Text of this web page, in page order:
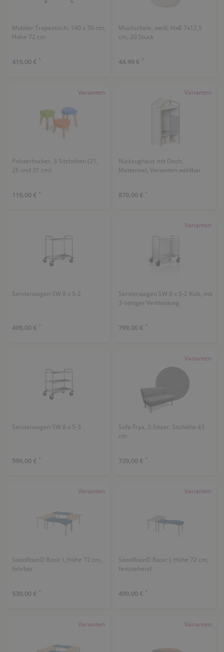
Mobiler Trapeztisch, 140 x 70 cm,
Höhe 72 cm
419,00 € *
Müslischale, weiß, HxB 7x12,5
cm, 20 Stück
44,99 € *
Varianten
Polsterhocker, 3 Sitzhöhen (21,
26 und 31 cm)
119,00 € *
Varianten
Rückzughaus mit Dach,
Mattenset, Varianten wählbar
879,00 € *
Servierwagen SW 8 x 5-2
499,00 € *
Varianten
Servierwagen SW 8 x 5-2 Kids, mit
3-seitiger Verkleidung
799,00 € *
Servierwagen SW 8 x 5-3
599,00 € *
Varianten
Sofa Frya, 2-Sitzer, Sitzhöhe 43
cm
729,00 € *
Varianten
SoooRounD Basic I, Höhe 72 cm,
fahrbar
539,00 € *
Varianten
SoooRounD Basic I, Höhe 72 cm,
feststehend
499,00 € *
Varianten Varianten